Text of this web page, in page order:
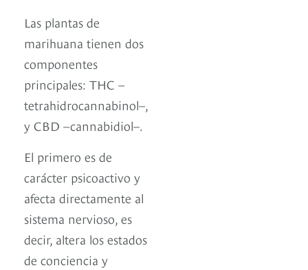
Las plantas de
marihuana tienen dos
componentes
principales: THC –
tetrahidrocannabinol–,
y CBD –cannabidiol–.
El primero es de
carácter psicoactivo y
afecta directamente al
sistema nervioso, es
decir, altera los estados
de conciencia y